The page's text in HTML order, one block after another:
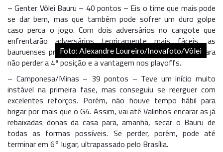
– Genter Vôlei Bauru – 40 pontos – Eis o time que mais pode
se dar bem, mas que também pode sofrer um duro golpe
caso perca o jogo. Com dois adversários no cangote que
enfrentarão adversários teoricamente mais fáceis, as
bauruenses precisam muito de uma vitória de 3 pontos para
não perder a 4ª posição e a vantagem nos playoffs.
Foto: Alexandre Loureiro/Inovafoto/Vôlei
– Camponesa/Minas – 39 pontos – Teve um início muito
instável na primeira fase, mas conseguiu se reerguer com
excelentes reforços. Porém, não houve tempo hábil para
brigar por mais que o G4. Assim, vai até Valinhos encarar as já
rebaixadas donas da casa para, amanhã, secar o Bauru de
todas as formas possíveis. Se perder, porém, pode até
terminar em 6° lugar, ultrapassado pelo Brasília.